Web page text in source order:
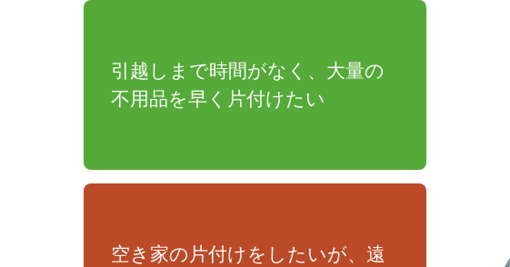
引越しまで時間がなく、大量の
不用品を早く片付けたい
空き家の片付けをしたいが、遠